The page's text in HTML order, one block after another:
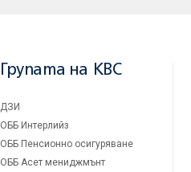
Групата на KBC
ДЗИ
ОББ Интерлийз
ОББ Пенсионно осигуряване
ОББ Асет мениджмънт